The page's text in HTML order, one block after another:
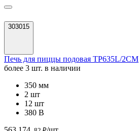
303015
Печь для пиццы подовая TP635L/2CM
более 3 шт. в наличии
350 мм
2 шт
12 шт
380 В